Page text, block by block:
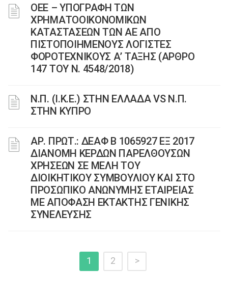
ΟΕΕ – ΥΠΟΓΡΑΦΗ ΤΩΝ
ΧΡΗΜΑΤΟΟΙΚΟΝΟΜΙΚΩΝ
ΚΑΤΑΣΤΑΣΕΩΝ ΤΩΝ ΑΕ ΑΠΟ
ΠΙΣΤΟΠΟΙΗΜΕΝΟΥΣ ΛΟΓΙΣΤΕΣ
ΦΟΡΟΤΕΧΝΙΚΟΥΣ Α’ ΤΑΞΗΣ (ΑΡΘΡΟ
147 ΤΟΥ Ν. 4548/2018)
Ν.Π. (Ι.Κ.Ε.) ΣΤΗΝ ΕΛΛΑΔΑ VS Ν.Π.
ΣΤΗΝ ΚΥΠΡΟ
ΑΡ. ΠΡΩΤ.: ΔΕΑΦ Β 1065927 ΕΞ 2017
ΔΙΑΝΟΜΗ ΚΕΡΔΩΝ ΠΑΡΕΛΘΟΥΣΩΝ
ΧΡΗΣΕΩΝ ΣΕ ΜΕΛΗ ΤΟΥ
ΔΙΟΙΚΗΤΙΚΟΥ ΣΥΜΒΟΥΛΙΟΥ ΚΑΙ ΣΤΟ
ΠΡΟΣΩΠΙΚΟ ΑΝΩΝΥΜΗΣ ΕΤΑΙΡΕΙΑΣ
ΜΕ ΑΠΟΦΑΣΗ ΕΚΤΑΚΤΗΣ ΓΕΝΙΚΗΣ
ΣΥΝΕΛΕΥΣΗΣ
1 2 >